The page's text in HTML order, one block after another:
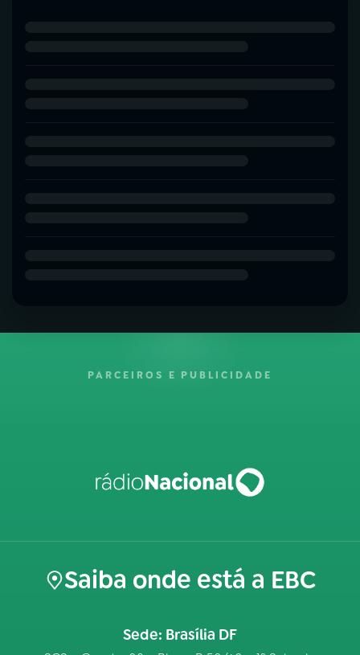
PARCEIROS E PUBLICIDADE
Saiba onde está a EBC
Sede: Brasília DF